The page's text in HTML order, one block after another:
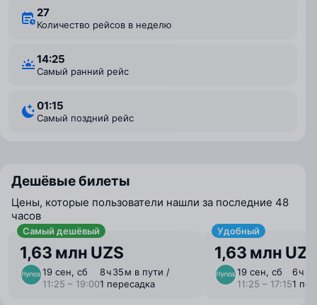
27
Количество рейсов в неделю
14:25
Самый ранний рейс
01:15
Самый поздний рейс
Дешёвые билеты
Цены, которые пользователи нашли за последние 48
часов
Самый дешёвый
1,63 млн UZS
19 сен, сб
11:25 – 19:00
8 ⁠ч 35 ⁠м в пути /
1 пересадка
Удобный
1,63 млн
19 сен, сб
11:25 – 17:15
6 ⁠ч
1